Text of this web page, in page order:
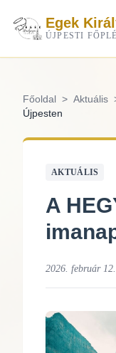
Egek
ÚJPESTI
Főoldal > Aktuális
Újpesten
AKTUÁLIS
A
2026. február 12.